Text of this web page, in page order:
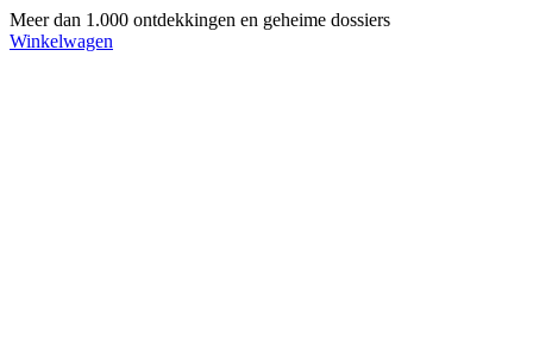
Meer dan 1.000 ontdekkingen en geheime dossiers
Winkelwagen